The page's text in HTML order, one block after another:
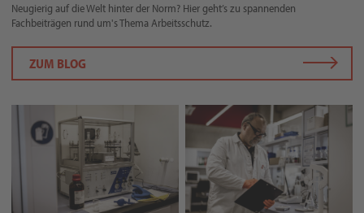
Neugierig auf die Welt hinter der Norm? Hier geht’s zu spannenden
Fachbeiträgen rund um's Thema Arbeitsschutz.
ZUM BLOG